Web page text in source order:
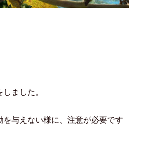
ました。
を与えない様に、注意が必要です